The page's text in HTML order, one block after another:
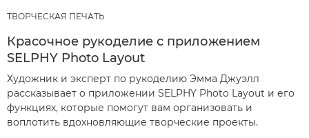
ТВОРЧЕСКАЯ ПЕЧАТЬ
Красочное рукоделие с приложением
SELPHY Photo Layout
Художник и эксперт по рукоделию Эмма Джуэлл
рассказывает о приложении SELPHY Photo Layout и его
функциях, которые помогут вам организовать и
воплотить вдохновляющие творческие проекты.